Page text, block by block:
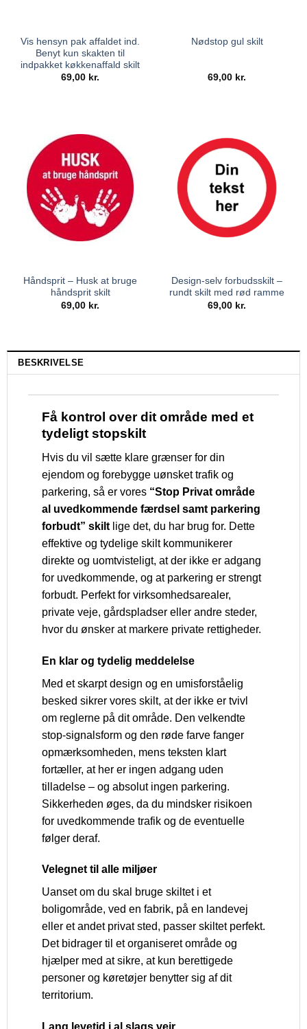
Vis hensyn pak affaldet ind.
Benyt kun skakten til
indpakket køkkenaffald skilt
69,00 kr.
Nødstop gul skilt
69,00 kr.
Håndsprit – Husk at bruge
håndsprit skilt
69,00 kr.
Design-selv forbudsskilt –
rundt skilt med rød ramme
69,00 kr.
BESKRIVELSE
Få kontrol over dit område med et
tydeligt stopskilt
Hvis du vil sætte klare grænser for din
ejendom og forebygge uønsket trafik og
parkering, så er vores “Stop Privat område
al uvedkommende færdsel samt parkering
forbudt” skilt lige det, du har brug for. Dette
effektive og tydelige skilt kommunikerer
direkte og uomtvisteligt, at der ikke er adgang
for uvedkommende, og at parkering er strengt
forbudt. Perfekt for virksomhedsarealer,
private veje, gårdspladser eller andre steder,
hvor du ønsker at markere private rettigheder.
En klar og tydelig meddelelse
Med et skarpt design og en umisforståelig
besked sikrer vores skilt, at der ikke er tvivl
om reglerne på dit område. Den velkendte
stop-signalsform og den røde farve fanger
opmærksomheden, mens teksten klart
fortæller, at her er ingen adgang uden
tilladelse – og absolut ingen parkering.
Sikkerheden øges, da du mindsker risikoen
for uvedkommende trafik og de eventuelle
følger deraf.
Velegnet til alle miljøer
Uanset om du skal bruge skiltet i et
boligområde, ved en fabrik, på en landevej
eller et andet privat sted, passer skiltet perfekt.
Det bidrager til et organiseret område og
hjælper med at sikre, at kun berettigede
personer og køretøjer benytter sig af dit
territorium.
Lang levetid i al slags vejr